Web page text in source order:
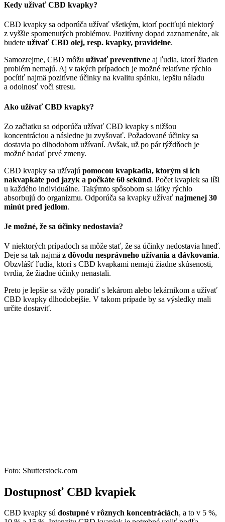
Kedy užívať CBD kvapky?
CBD kvapky sa odporúča užívať všetkým, ktorí pociťujú niektorý
z vyššie spomenutých problémov. Pozitívny dopad zaznamenáte, ak
budete užívať CBD olej, resp. kvapky, pravidelne.
Samozrejme, CBD môžu užívať preventívne aj ľudia, ktorí žiaden
problém nemajú. Aj v takých prípadoch je možné relatívne rýchlo
pocítiť najmä pozitívne účinky na kvalitu spánku, lepšiu náladu
a odolnosť voči stresu.
Ako užívať CBD kvapky?
Zo začiatku sa odporúča užívať CBD kvapky s nižšou
koncentráciou a následne ju zvyšovať. Požadované účinky sa
dostavia po dlhodobom užívaní. Avšak, už po pár týždňoch je
možné badať prvé zmeny.
CBD kvapky sa užívajú pomocou kvapkadla, ktorým si ich
nakvapkáte pod jazyk a počkáte 60 sekúnd. Počet kvapiek sa líši
u každého individuálne. Takýmto spôsobom sa látky rýchlo
absorbujú do organizmu. Odporúča sa kvapky užívať najmenej 30
minút pred jedlom.
Je možné, že sa účinky nedostavia?
V niektorých prípadoch sa môže stať, že sa účinky nedostavia hneď.
Deje sa tak najmä z dôvodu nesprávneho užívania a dávkovania.
Obzvlášť ľudia, ktorí s CBD kvapkami nemajú žiadne skúsenosti,
tvrdia, že žiadne účinky nenastali.
Preto je lepšie sa vždy poradiť s lekárom alebo lekárnikom a užívať
CBD kvapky dlhodobejšie. V takom prípade by sa výsledky mali
určite dostaviť.
Foto: Shutterstock.com
Dostupnosť CBD kvapiek
CBD kvapky sú dostupné v rôznych koncentráciách, a to v 5 %,